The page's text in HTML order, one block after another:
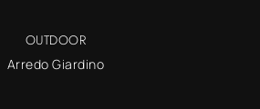
OUTDOOR
Arredo Giardino